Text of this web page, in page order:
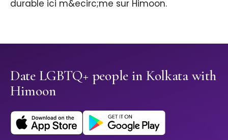
durable ici m&ecirc;me sur Himoon.
Date LGBTQ+ people in Kolkata with
Himoon